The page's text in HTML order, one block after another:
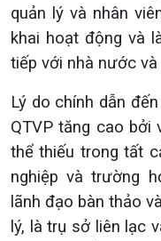
quản lý và nhân
khai hoạt động và
tiếp với nhà nước
Lý do chính dẫn
QTVP tăng cao bởi
thể thiếu trong tất
nghiệp và trường
lãnh đạo bàn thảo
lý, là trụ sở liên lạc